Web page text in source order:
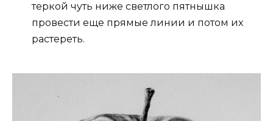
теркой чуть ниже светлого пятнышка
провести еще прямые линии и потом их
растереть.